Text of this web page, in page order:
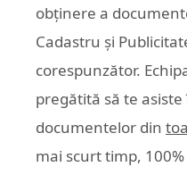
obținere a
Cadastru și
corespunzător.
pregătită să te
documentelor din
mai scurt timp,